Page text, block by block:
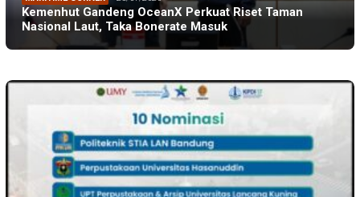
Kemenhut Gandeng OceanX Perkuat Riset Taman
Nasional Laut, Taka Bonerate Masuk